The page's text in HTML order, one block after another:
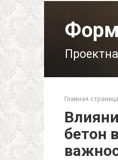
Главная страница
бетон